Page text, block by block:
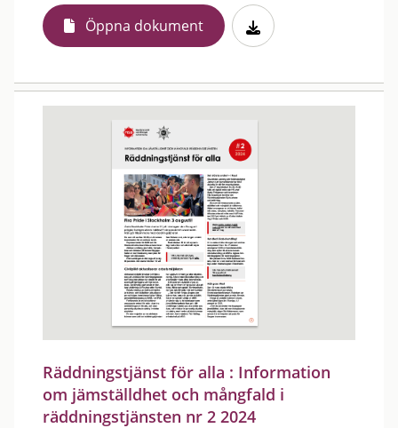
Öppna dokument
Räddningstjänst för alla : Information
om jämställdhet och mångfald i
räddningstjänsten nr 2 2024